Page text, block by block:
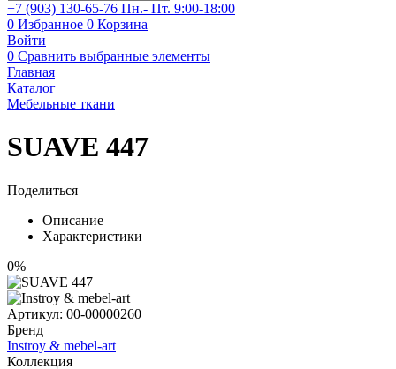
+7 (903) 130-65-76 Пн.- Пт. 9:00-18:00
0 Избранное 0 Корзина
Войти
0 Сравнить выбранные элементы
Главная
Каталог
Мебельные ткани
SUAVE 447
Поделиться
Описание
Характеристики
0%
Артикул: 00-00000260
Бренд
Instroy & mebel-art
Коллекция